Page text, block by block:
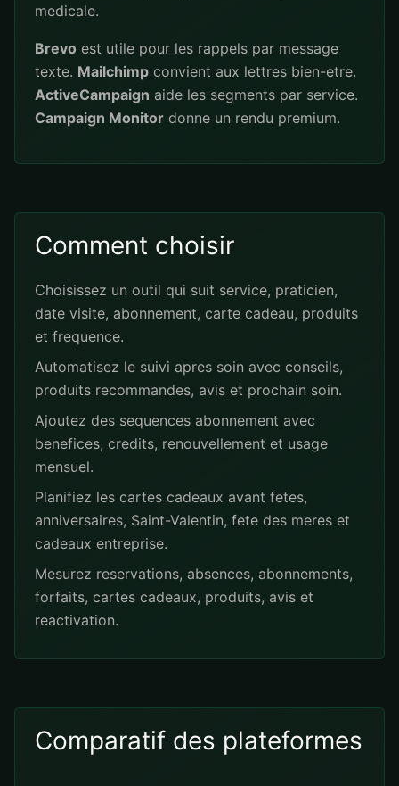
medicale.
Brevo est utile pour les rappels par message
texte. Mailchimp convient aux lettres bien-etre.
ActiveCampaign aide les segments par service.
Campaign Monitor donne un rendu premium.
Comment choisir
Choisissez un outil qui suit service, praticien,
date visite, abonnement, carte cadeau, produits
et frequence.
Automatisez le suivi apres soin avec conseils,
produits recommandes, avis et prochain soin.
Ajoutez des sequences abonnement avec
benefices, credits, renouvellement et usage
mensuel.
Planifiez les cartes cadeaux avant fetes,
anniversaires, Saint-Valentin, fete des meres et
cadeaux entreprise.
Mesurez reservations, absences, abonnements,
forfaits, cartes cadeaux, produits, avis et
reactivation.
Comparatif des plateformes